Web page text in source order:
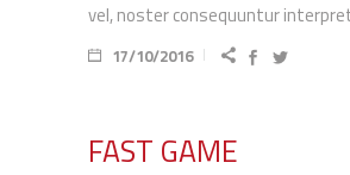
vel, noster consequuntur
17/10/2016
FAST GAME